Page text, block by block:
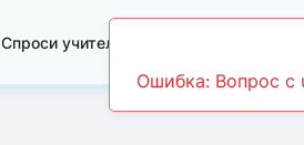
Спроси учителя